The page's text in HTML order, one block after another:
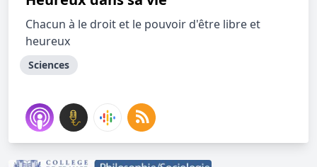
Chacun à le droit et le pouvoir d'être libre et
heureux
Sciences